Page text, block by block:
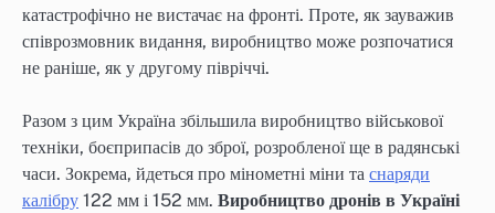
катастрофічно не вистачає на фронті. Проте, як зауважив
співрозмовник видання, виробництво може розпочатися
не раніше, як у другому півріччі.
Разом з цим Україна збільшила виробництво військової
техніки, боєприпасів до зброї, розробленої ще в радянські
часи. Зокрема, йдеться про мінометні міни та снаряди
калібру 122 мм і 152 мм. Виробництво дронів в Україні